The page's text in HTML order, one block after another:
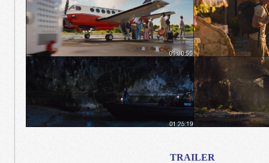
TRAILER